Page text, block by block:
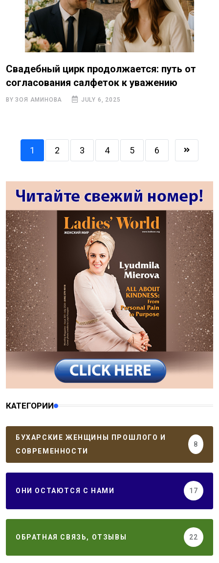
Свадебный цирк продолжается: путь от
согласования салфеток к уважению
BY ЗОЯ АМИНОВА JULY 6, 2025
1 2 3 4 5 6
КАТЕГОРИИ
БУХАРСКИЕ ЖЕНЩИНЫ ПРОШЛОГО И
СОВРЕМЕННОСТИ
8
ОНИ ОСТАЮТСЯ С НАМИ 17
ОБРАТНАЯ СВЯЗЬ, ОТЗЫВЫ 22